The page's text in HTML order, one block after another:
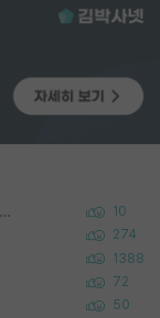
Korea University 수학, 컴퓨터과학 이학사, UC Berkeley 산업공학 대학원 공학박사가 되는 것은 쉽지 않겠죠? 10
274
1388
72
50